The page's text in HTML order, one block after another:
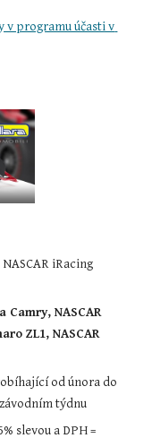
v programu účasti v
iRacing
Camry, NASCAR
ZL1, NASCAR
od února do
týdnu